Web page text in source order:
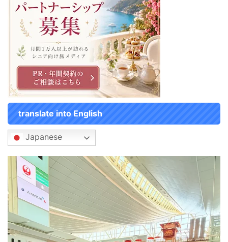
translate into English
Japanese